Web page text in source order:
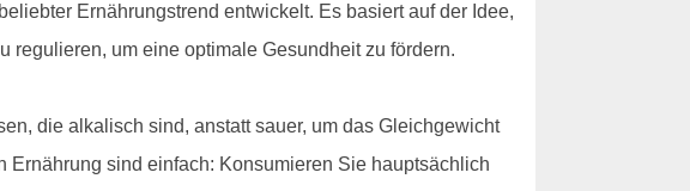
Ernährungstrend entwickelt. Es basiert auf der Idee,
regulieren, um eine optimale Gesundheit zu fördern.
die alkalisch sind, anstatt sauer, um das Gleichgewicht
sind einfach: Konsumieren Sie hauptsächlich